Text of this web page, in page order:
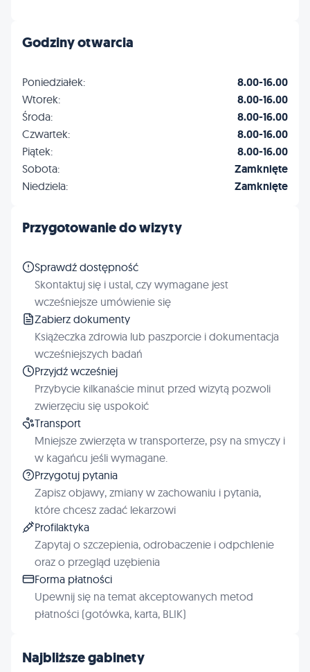
Najbliższe gabinety
Godziny otwarcia
Poniedziałek: 8.00-16.00
Wtorek: 8.00-16.00
Środa: 8.00-16.00
Czwartek: 8.00-16.00
Piątek: 8.00-16.00
Sobota: Zamknięte
Niedziela: Zamknięte
Przygotowanie do wizyty
Sprawdź dostępność
Skontaktuj się i ustal, czy wymagane jest
wcześniejsze umówienie się
Zabierz dokumenty
Książeczka zdrowia lub paszporcie i dokumentacja
wcześniejszych badań
Przyjdź wcześniej
Przybycie kilkanaście minut przed wizytą pozwoli
zwierzęciu się uspokoić
Transport
Mniejsze zwierzęta w transporterze, psy na smyczy i
w kagańcu jeśli wymagane.
Przygotuj pytania
Zapisz objawy, zmiany w zachowaniu i pytania,
które chcesz zadać lekarzowi
Profilaktyka
Zapytaj o szczepienia, odrobaczenie i odpchlenie
oraz o przegląd uzębienia
Forma płatności
Upewnij się na temat akceptowanych metod
płatności (gotówka, karta, BLIK)